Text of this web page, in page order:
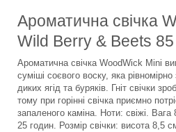
Ароматична свічка
Wild Berry & Beets 85
Ароматична свічка WoodWick Mini
суміші соєвого воску, яка
диких ягід та буряків. Гніт свічки
тому при горінні свічка приємно
запаленого каміна. Ноти: свіжі. Вага
25 годин. Розмір свічки: висота 8,5